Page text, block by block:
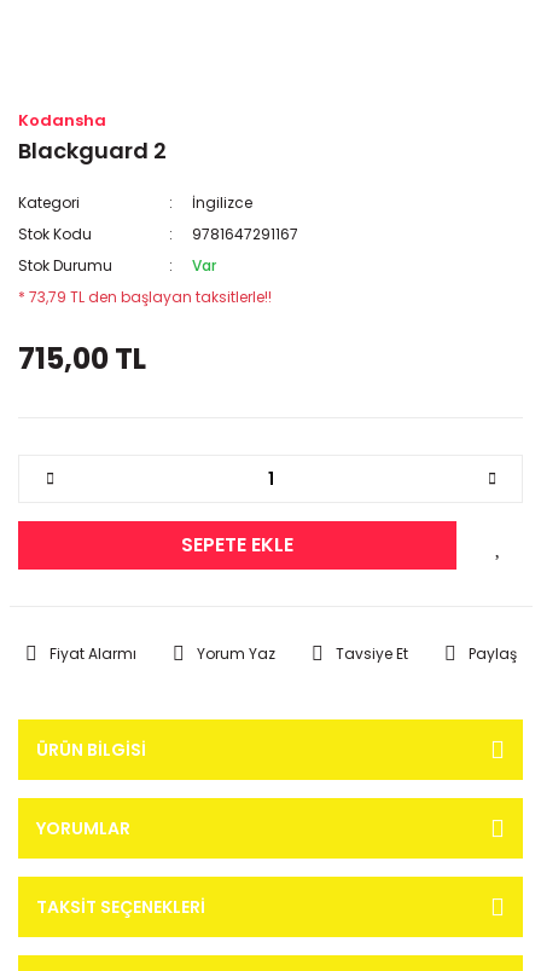
Kodansha
Blackguard 2
Kategori
İngilizce
Stok Kodu
9781647291167
Stok Durumu
Var
* 73,79 TL den başlayan taksitlerle!!
715,00 TL
SEPETE EKLE
Fiyat Alarmı Yorum Yaz Tavsiye Et Paylaş
ÜRÜN BILGISI
YORUMLAR
TAKSIT SEÇENEKLERI